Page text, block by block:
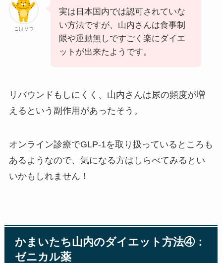
こはりつ
実は日本国内では認可されていな
い方法ですが、山内さんは食事制
限や運動無しですごく楽にダイエ
ットが出来たようです。
リバウンドもしにくく、山内さんは尿の頻度が増
えるという副作用があったそう。
オンライン診療でGLP-1を取り扱っているところも
あるようなので、気になる方はしらべてみるとい
いかもしれません！
かまいたち山内のダイエット方法④：
ゼニカル薬